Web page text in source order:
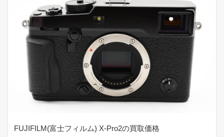
FUJIFILM(富士フィルム) X-Pro2の買取価格